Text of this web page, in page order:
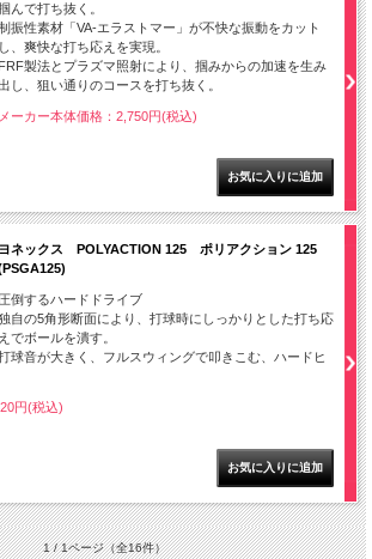
んで打ち抜く。
振性素材「VA-エラストマー」が不快な振動をカット
し、爽快な打ち応えを実現。
FRF製法とプラズマ照射により、掴みからの加速を生み
し、狙い通りのコースを打ち抜く。
メーカー本体価格：2,750円(税込)
ヨネックス POLYACTION 125 ポリアクション 125
圧倒するハードドライブ
自の5角形断面により、打球時にしっかりとした打ち応
えでボールを潰す。
球音が大きく、フルスウィングで叩きこむ、ハードヒ
円(税込)
1 / 1ページ（全16件）